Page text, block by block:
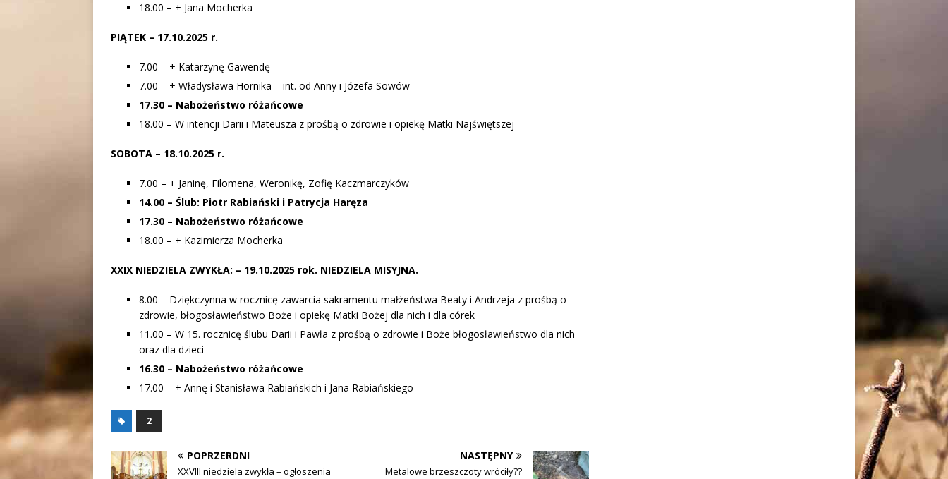
18.00 – + Jana Mocherka
PIĄTEK – 17.10.2025 r.
7.00 – + Katarzynę Gawendę
7.00 – + Władysława Hornika – int. od Anny i Józefa Sowów
17.30 – Nabożeństwo różańcowe
18.00 – W intencji Darii i Mateusza z prośbą o zdrowie i opiekę Matki Najświętszej
SOBOTA – 18.10.2025 r.
7.00 – + Janinę, Filomena, Weronikę, Zofię Kaczmarczyków
14.00 – Ślub: Piotr Rabiański i Patrycja Haręza
17.30 – Nabożeństwo różańcowe
18.00 – + Kazimierza Mocherka
XXIX NIEDZIELA ZWYKŁA: – 19.10.2025 rok. NIEDZIELA MISYJNA.
8.00 – Dziękczynna w rocznicę zawarcia sakramentu małżeństwa Beaty i Andrzeja z prośbą o
zdrowie, błogosławieństwo Boże i opiekę Matki Bożej dla nich i dla córek
11.00 – W 15. rocznicę ślubu Darii i Pawła z prośbą o zdrowie i Boże błogosławieństwo dla nich
oraz dla dzieci
16.30 – Nabożeństwo różańcowe
17.00 – + Annę i Stanisława Rabiańskich i Jana Rabiańskiego
2
POPRZERDNI
XXVIII niedziela zwykła – ogłoszenia
NASTĘPNY
Metalowe brzeszczoty wróciły??